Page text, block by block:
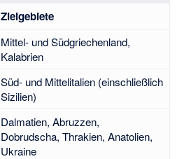
Zielgebiete
Mittel- und Südgriechenland,
Kalabrien
Süd- und Mittelitalien (einschließlich
Sizilien)
Dalmatien, Abruzzen,
Dobrudscha, Thrakien, Anatolien,
Ukraine